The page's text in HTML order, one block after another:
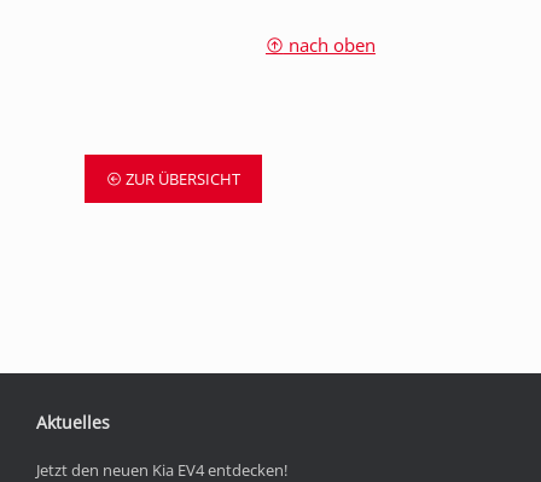
nach oben
ZUR ÜBERSICHT
Aktuelles
Jetzt den neuen Kia EV4 entdecken!